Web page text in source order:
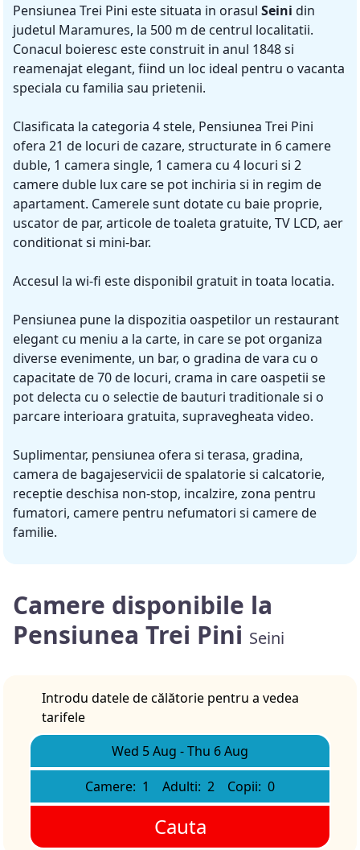
Pensiunea Trei Pini este situata in orasul Seini din
judetul Maramures, la 500 m de centrul localitatii.
Conacul boieresc este construit in anul 1848 si
reamenajat elegant, fiind un loc ideal pentru o vacanta
speciala cu familia sau prietenii.
Clasificata la categoria 4 stele, Pensiunea Trei Pini
ofera 21 de locuri de cazare, structurate in 6 camere
duble, 1 camera single, 1 camera cu 4 locuri si 2
camere duble lux care se pot inchiria si in regim de
apartament. Camerele sunt dotate cu baie proprie,
uscator de par, articole de toaleta gratuite, TV LCD, aer
conditionat si mini-bar.
Accesul la wi-fi este disponibil gratuit in toata locatia.
Pensiunea pune la dispozitia oaspetilor un restaurant
elegant cu meniu a la carte, in care se pot organiza
diverse evenimente, un bar, o gradina de vara cu o
capacitate de 70 de locuri, crama in care oaspetii se
pot delecta cu o selectie de bauturi traditionale si o
parcare interioara gratuita, supravegheata video.
Suplimentar, pensiunea ofera si terasa, gradina,
camera de bagajeservicii de spalatorie si calcatorie,
receptie deschisa non-stop, incalzire, zona pentru
fumatori, camere pentru nefumatori si camere de
familie.
Camere disponibile la
Pensiunea Trei Pini Seini
Introdu datele de călătorie pentru a vedea
tarifele
Wed 5 Aug -Thu 6 Aug
Camere: 1 Adulti: 2 Copii: 0
Cauta